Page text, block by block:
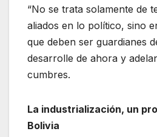
“No se trata solamente de
aliados en lo político, sino
que deben ser guardianes
desarrolle de ahora y
cumbres.
La industrialización, un
Bolivia